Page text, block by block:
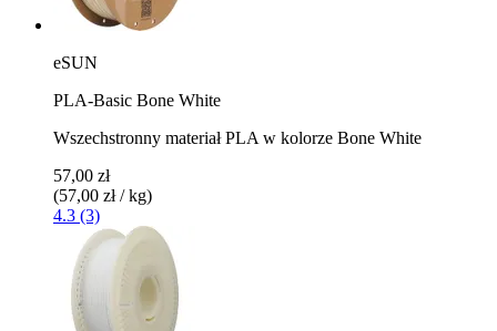
eSUN
PLA-Basic Bone White
Wszechstronny materiał PLA w kolorze Bone White
57,00 zł
(57,00 zł / kg)
4.3 (3)